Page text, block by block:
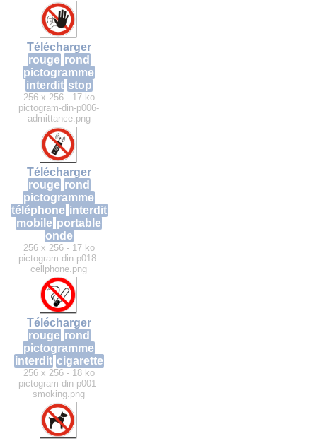
Télécharger
rouge rond
pictogramme
interdit stop
256 x 256 - 17 ko
pictogram-din-p006-
admittance.png
Télécharger
rouge rond
pictogramme
téléphone interdit
mobile portable
onde
256 x 256 - 17 ko
pictogram-din-p018-
cellphone.png
Télécharger
rouge rond
pictogramme
interdit cigarette
256 x 256 - 18 ko
pictogram-din-p001-
smoking.png